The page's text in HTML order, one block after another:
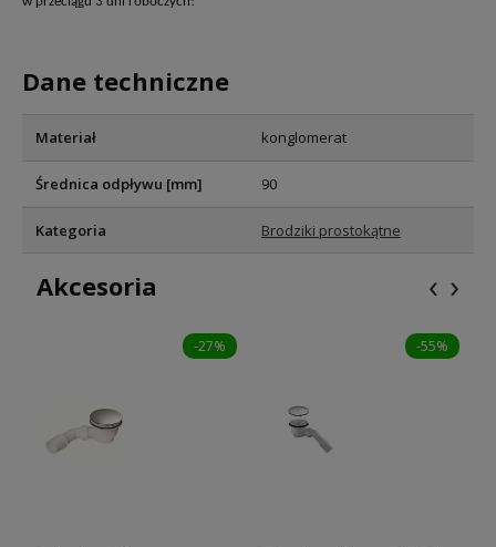
Dane techniczne
Materiał konglomerat
Średnica odpływu [mm] 90
Kategoria Brodziki prostokątne
Akcesoria
-27% -55%
‹ ›